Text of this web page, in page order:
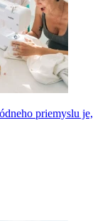
priemyslu je,